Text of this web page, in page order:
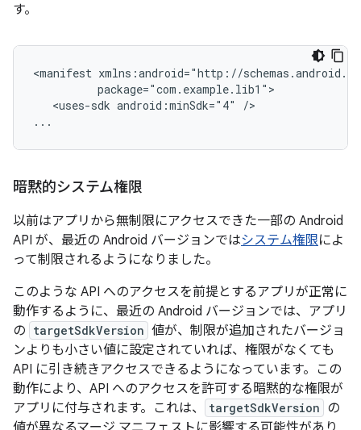
す。
<manifest
<uses-sdk android:minSdk="4"
/>
...
暗黙的システム権限
以前はアプリから無制限にアクセスできた一部の Android
API が、最近の Android バージョンではシステム権限によ
って制限されるようになりました。
このような API へのアクセスを前提とするアプリが正常に
動作するように、最近の Android バージョンでは、アプリ
の targetSdkVersion 値が、制限が追加されたバージョ
ンよりも小さい値に設定されていれば、権限がなくても
API に引き続きアクセスできるようになっています。この
動作により、API へのアクセスを許可する暗黙的な権限が
アプリに付与されます。これは、
targetSdkVersion の